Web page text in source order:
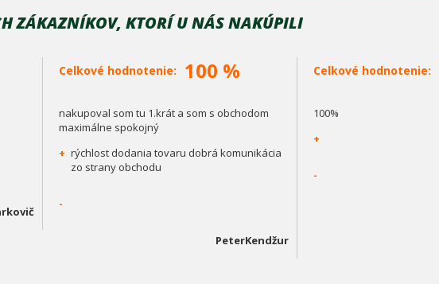
ZÁKAZNÍKOV, KTORÍ U NÁS NAKÚPILI
Celkové hodnotenie: 100 %
nakupoval som tu 1.krát a som s obchodom
maximálne spokojný
+ rýchlost dodania tovaru dobrá komunikácia
zo strany obchodu
-
PeterKendžur
Celkové hodnotenie:
100%
+
-